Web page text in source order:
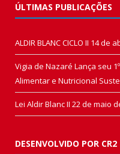
ÚLTIMAS PUBLICAÇÕES
ALDIR BLANC CICLO II 14 de
Vigia de Nazaré Lança seu
Alimentar e Nutricional
Lei Aldir Blanc II 22 de maio
DESENVOLVIDO POR CR2